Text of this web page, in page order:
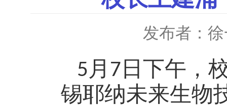
发布者：
5 月 7 日下午，
锡耶纳未来生物